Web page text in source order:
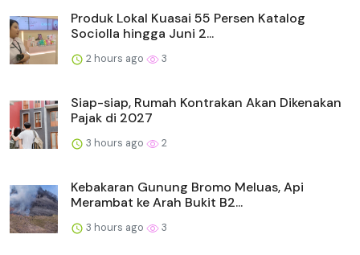
Produk Lokal Kuasai 55 Persen Katalog
Sociolla hingga Juni 2...
2 hours ago 3
Siap-siap, Rumah Kontrakan Akan Dikenakan
Pajak di 2027
3 hours ago 2
Kebakaran Gunung Bromo Meluas, Api
Merambat ke Arah Bukit B2...
3 hours ago 3